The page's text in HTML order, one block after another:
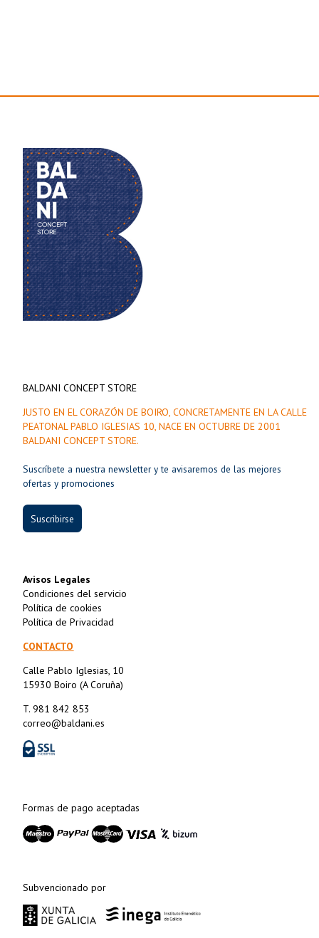
BALDANI CONCEPT STORE
JUSTO EN EL CORAZÓN DE BOIRO, CONCRETAMENTE EN LA CALLE
PEATONAL PABLO IGLESIAS 10, NACE EN OCTUBRE DE 2001
BALDANI CONCEPT STORE.
Suscríbete a nuestra newsletter y te avisaremos de las mejores
ofertas y promociones
Suscribirse
Avisos Legales
Condiciones del servicio
Política de cookies
Política de Privacidad
CONTACTO
Calle Pablo Iglesias, 10
15930 Boiro (A Coruña)
T. 981 842 853
correo@baldani.es
Formas de pago aceptadas
Subvencionado por